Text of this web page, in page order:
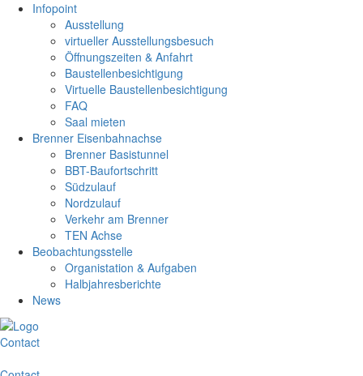
Infopoint
Ausstellung
virtueller Ausstellungsbesuch
Öffnungszeiten & Anfahrt
Baustellenbesichtigung
Virtuelle Baustellenbesichtigung
FAQ
Saal mieten
Brenner Eisenbahnachse
Brenner Basistunnel
BBT-Baufortschritt
Südzulauf
Nordzulauf
Verkehr am Brenner
TEN Achse
Beobachtungsstelle
Organistation & Aufgaben
Halbjahresberichte
News
Contact